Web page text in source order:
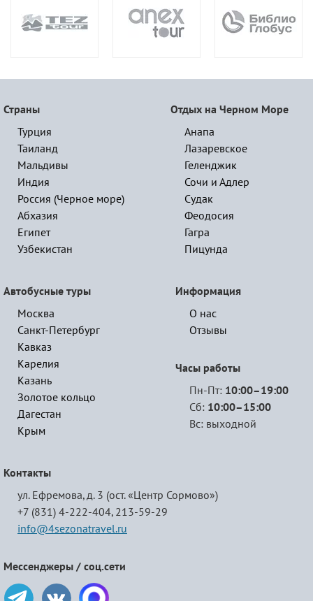
Страны
Турция
Таиланд
Мальдивы
Индия
Россия (Черное море)
Абхазия
Египет
Узбекистан
Отдых на Черном Море
Анапа
Лазаревское
Геленджик
Сочи и Адлер
Судак
Феодосия
Гагра
Пицунда
Автобусные туры
Москва
Санкт-Петербург
Кавказ
Карелия
Казань
Золотое кольцо
Дагестан
Крым
Информация
О нас
Отзывы
Часы работы
Пн-Пт: 10:00–19:00
Сб: 10:00–15:00
Вс: выходной
Контакты
ул. Ефремова, д. 3 (ост. «Центр Сормово»)
+7 (831) 4-222-404, 213-59-29
info@4sezonatravel.ru
Мессенджеры / соц.сети